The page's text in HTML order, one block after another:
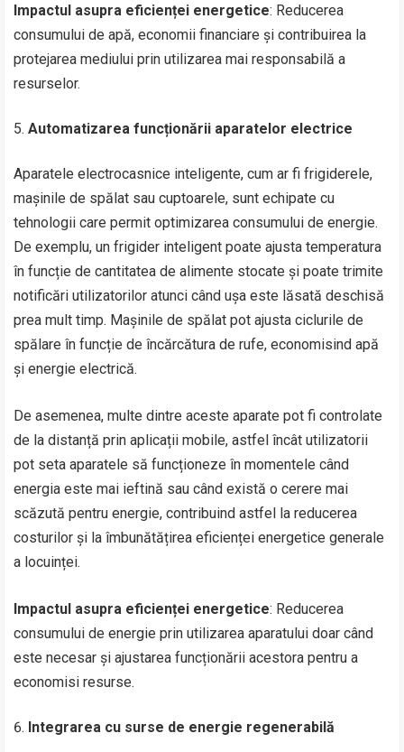
Impactul asupra eficienței energetice: Reducerea
consumului de apă, economii financiare și contribuirea la
protejarea mediului prin utilizarea mai responsabilă a
resurselor.
Automatizarea funcționării aparatelor electrice
Aparatele electrocasnice inteligente, cum ar fi frigiderele,
mașinile de spălat sau cuptoarele, sunt echipate cu
tehnologii care permit optimizarea consumului de energie.
De exemplu, un frigider inteligent poate ajusta temperatura
în funcție de cantitatea de alimente stocate și poate trimite
notificări utilizatorilor atunci când ușa este lăsată deschisă
prea mult timp. Mașinile de spălat pot ajusta ciclurile de
spălare în funcție de încărcătura de rufe, economisind apă
și energie electrică.
De asemenea, multe dintre aceste aparate pot fi controlate
de la distanță prin aplicații mobile, astfel încât utilizatorii
pot seta aparatele să funcționeze în momentele când
energia este mai ieftină sau când există o cerere mai
scăzută pentru energie, contribuind astfel la reducerea
costurilor și la îmbunătățirea eficienței energetice generale
a locuinței.
Impactul asupra eficienței energetice: Reducerea
consumului de energie prin utilizarea aparatului doar când
este necesar și ajustarea funcționării acestora pentru a
economisi resurse.
Integrarea cu surse de energie regenerabilă